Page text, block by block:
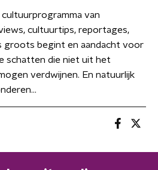
van
cultuurtips, reportages,
groots begint en aandacht voor
schatten die niet uit het
verdwijnen. En natuurlijk